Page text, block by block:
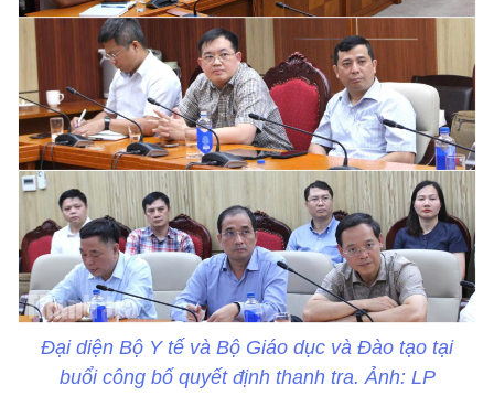
Đại diện Bộ Y tế và Bộ Giáo dục và Đào tạo tại
buổi công bố quyết định thanh tra. Ảnh: LP